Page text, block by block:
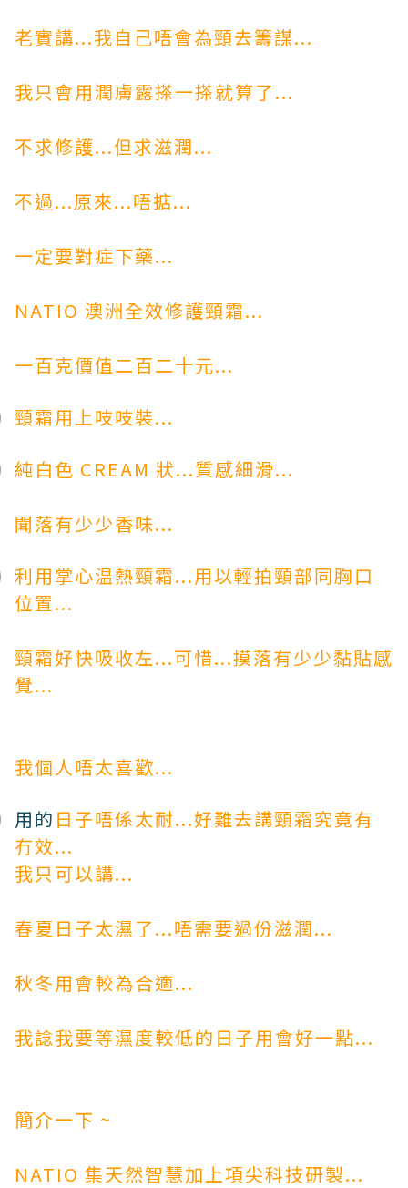
老實講...我自己唔會為頸去籌謀...
我只會用潤膚露搽一搽就算了...
不求修護...但求滋潤...
不過...原來...唔掂...
一定要對症下藥...
NATIO 澳洲全效修護頸霜...
一百克價值二百二十元...
頸霜用上吱吱裝...
純白色 CREAM 狀...質感細滑...
聞落有少少香味...
利用掌心温熱頸霜...用以輕拍頸部同胸口
位置...
頸霜好快吸收左...可惜...摸落有少少黏貼感
覺...
我個人唔太喜歡...
用的 日子唔係太耐...好難去講頸霜究竟有
冇效...
我只可以講...
春夏日子太濕了...唔需要過份滋潤...
秋冬用會較為合適...
我諗我要等濕度較低的日子用會好一點...
簡介一下 ~
NATIO 集天然智慧加上項尖科技研製...